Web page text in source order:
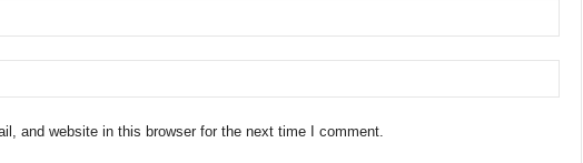
and website in this browser for the next time I comment.